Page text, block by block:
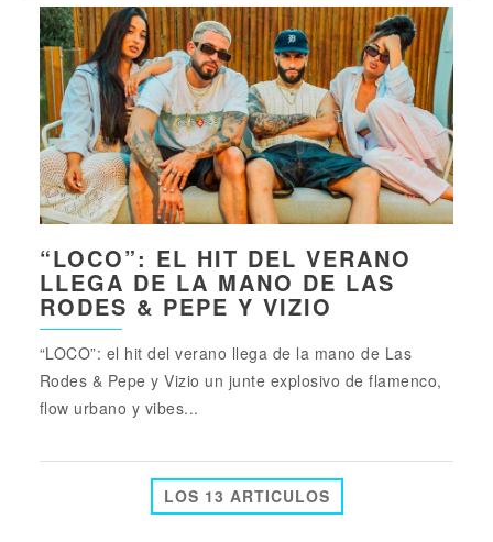
“LOCO”: EL HIT DEL VERANO
LLEGA DE LA MANO DE LAS
RODES & PEPE Y VIZIO
“LOCO”: el hit del verano llega de la mano de Las
Rodes & Pepe y Vizio un junte explosivo de flamenco,
flow urbano y vibes...
LOS 13 ARTICULOS